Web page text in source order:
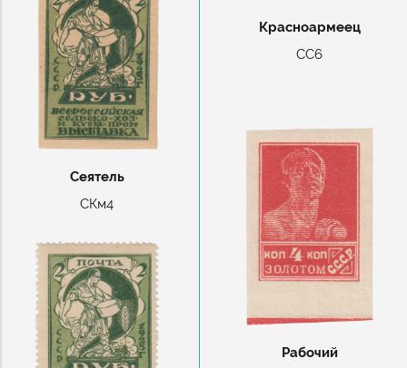
Сеятель
СКм4
Красноармеец
СС6
Рабочий